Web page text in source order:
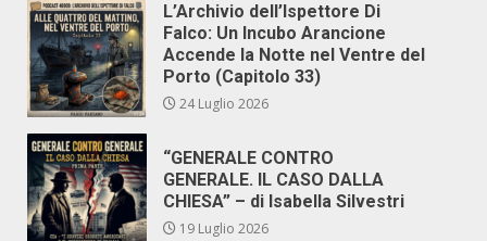
L’Archivio dell’Ispettore Di
Falco: Un Incubo Arancione
Accende la Notte nel Ventre del
Porto (Capitolo 33)
24 Luglio 2026
“GENERALE CONTRO
GENERALE. IL CASO DALLA
CHIESA” – di Isabella Silvestri
19 Luglio 2026